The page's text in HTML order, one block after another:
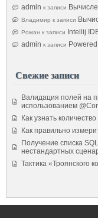
admin к записи
Владимир к записи
Роман к записи Intellij
admin к записи
Свежие записи
Валидация полей на
использованием
Как узнать
Как правильно
Получение списка
нестандартных
Тактика «Троянского